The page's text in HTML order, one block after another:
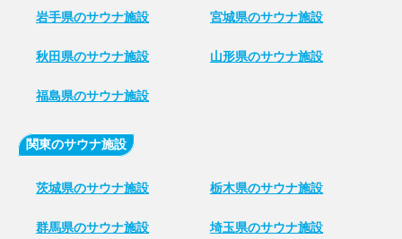
岩手県のサウナ施設 宮城県のサウナ施設
秋田県のサウナ施設 山形県のサウナ施設
福島県のサウナ施設
関東のサウナ施設
茨城県のサウナ施設 栃木県のサウナ施設
群馬県のサウナ施設 埼玉県のサウナ施設